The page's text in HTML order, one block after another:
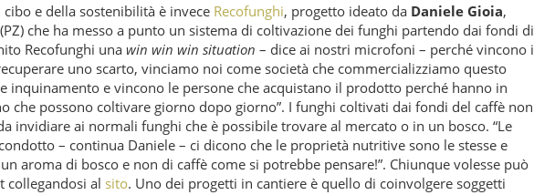
e della sostenibilità è invece Recofunghi, progetto ideato da Daniele Gioia,
che ha messo a punto un sistema di coltivazione dei funghi partendo dai fondi di
Recofunghi una win win win situation – dice ai nostri microfoni – perché vincono i
uno scarto, vinciamo noi come società che commercializziamo questo
inquinamento e vincono le persone che acquistano il prodotto perché hanno in
che possono coltivare giorno dopo giorno”. I funghi coltivati dai fondi del caffè non
invidiare ai normali funghi che è possibile trovare al mercato o in un bosco. “Le
– continua Daniele – ci dicono che le proprietà nutritive sono le stesse e
aroma di bosco e non di caffè come si potrebbe pensare!”. Chiunque volesse può
al sito. Uno dei progetti in cantiere è quello di coinvolgere soggetti